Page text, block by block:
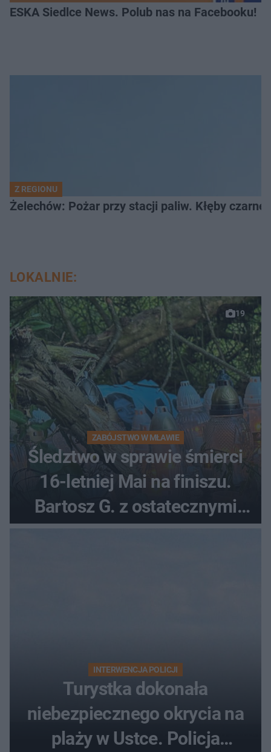
ESKA Siedlce News. Polub nas na Facebooku!
Z REGIONU
Żelechów: Pożar przy stacji paliw. Kłęby
LOKALNIE:
19
ZABÓJSTWO W MŁAWIE
Śledztwo w sprawie śmierci
16-letniej Mai na finiszu.
Bartosz G. z ostatecznymi
INTERWENCJA POLICJI
Turystka dokonała
niebezpiecznego okrycia na
plaży w Ustce. Policja